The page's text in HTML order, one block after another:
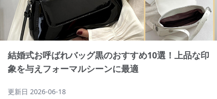
結婚式お呼ばれバッグ黒のおすすめ10選！上品な印
象を与えフォーマルシーンに最適
更新日 2026-06-18